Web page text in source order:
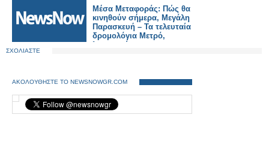
Μέσα Μεταφοράς: Πώς θα
κινηθούν σήμερα, Μεγάλη
Παρασκευή – Τα τελευταία
δρομολόγια Μετρό,
λεωφορείων
ΣΧΟΛΙΑΣΤΕ
ΑΚΟΛΟΥΘΗΣΤΕ ΤΟ NEWSNOWGR.COM